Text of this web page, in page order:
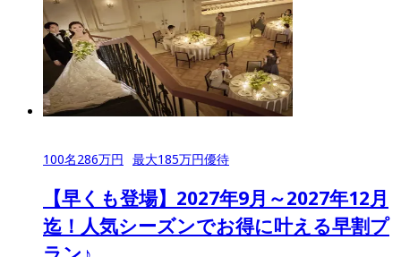
100名286万円 最大185万円優待
【早くも登場】2027年9月～2027年12月
迄！人気シーズンでお得に叶える早割プ